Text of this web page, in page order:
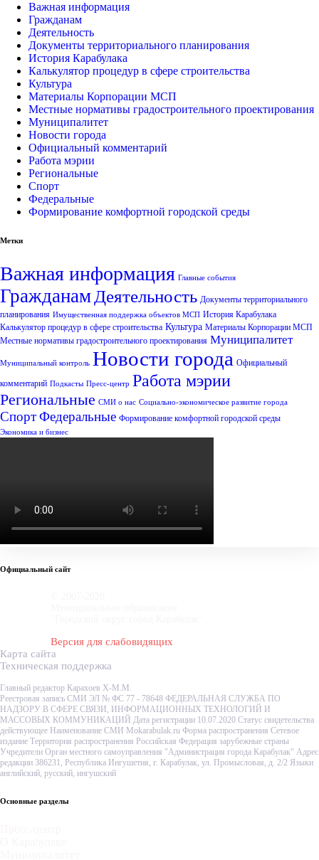
Важная информация
Гражданам
Деятельность
Документы территориального планирования
История Карабулака
Калькулятор процедур в сфере строительства
Культура
Материалы Корпорации МСП
Местные нормативы градостроительного проектирования
Муниципалитет
Новости города
Официальный комментарий
Работа мэрии
Региональные
Спорт
Федеральные
Формирование комфортной городской среды
Метки
Важная информация Главные события
Гражданам Деятельность Документы территориального
планирования Имущественная поддержка объектов МСП История Карабулака
Калькулятор процедур в сфере строительства Культура Материалы Корпорации МСП
Местные нормативы градостроительного проектирования Муниципалитет
Муниципальный контроль Новости города Официальный
комментарий Подкасты Пресс-центр Работа мэрии
Региональные СМИ о нас Социально-экономическое развитие города
СпортФедеральные Формирование комфортной городской среды
Экономика и бизнес
Официальный сайт
Версия для слабовидящих
Карта сайта
Техническая поддержка
Главный редактор Карахоев Х-М.М.
Реестровая запись СМИ ЭЛ № ФС 77 - 78648 ФЕДЕРАЛЬНАЯ СЛУЖБА ПО
НАДЗОРУ В СФЕРЕ СВЯЗИ, ИНФОРМАЦИОННЫХ ТЕХНОЛОГИЙ И
МАССОВЫХ КОММУНИКАЦИЙ Дата регистрации 10.07.2020 Статус свидетельства
действующее Наименование СМИ Mokarabulak.ru Форма распространения Сетевое
издание Территория распространения Российская Федерация зарубежные страны
Учредители Орган местного самоуправления "Администрация города Карабулак" Адрес
редакции 386231, Республика Ингушетия, г. Карабулак, ул. Промысловая, д. 2/2 Языки
английский, русский, ингушский
Основные разделы